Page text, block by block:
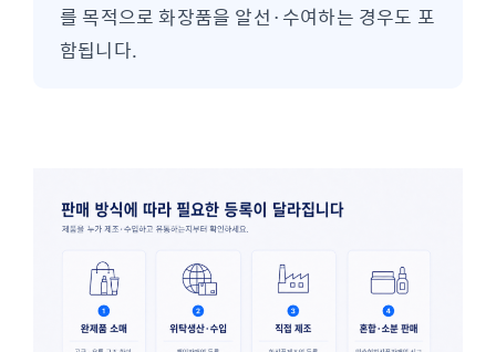
를 목적으로 화장품을 알선·수여하는 경우도 포
함됩니다.